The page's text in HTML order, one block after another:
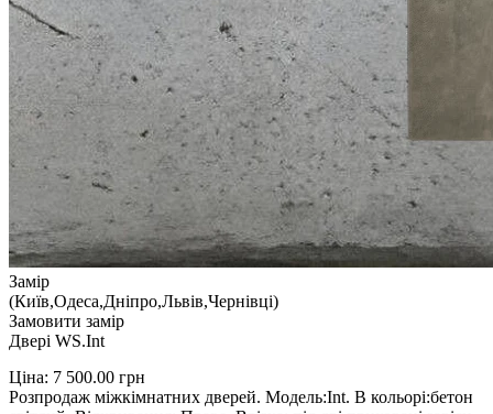
Замір
(Київ,Одеса,Дніпро,Львів,Чернівці)
Замовити замір
Двері WS.Int
Ціна: 7 500.00 грн
Розпродаж міжкімнатних дверей. Модель:Int. В кольорі:бетон